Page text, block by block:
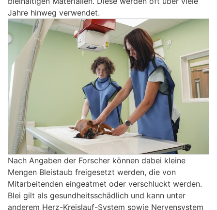
Jahre hinweg verwendet.
Nach Angaben der Forscher können dabei kleine
Mengen Bleistaub freigesetzt werden, die von
Mitarbeitenden eingeatmet oder verschluckt werden.
Blei gilt als gesundheitsschädlich und kann unter
anderem Herz-Kreislauf-System sowie Nervensystem